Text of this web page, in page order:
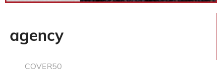
agency
COVER50